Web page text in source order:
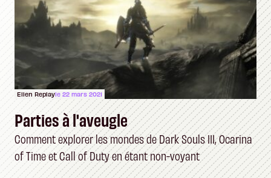
Ellen Replayle 22 mars 2021
Parties à l'aveugle
Comment explorer les mondes de Dark Souls III, Ocarina
of Time et Call of Duty en étant non-voyant